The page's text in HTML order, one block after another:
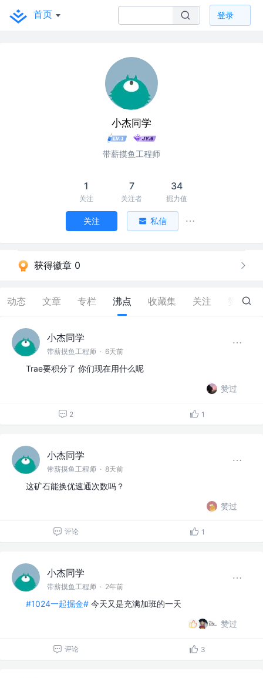
首页 登录
小杰同学
带薪摸鱼工程师
1
关注
7
关注者
34
掘力值
关注 私信
获得徽章 0
动态 文章 专栏 沸点 收藏集 关注 86
小杰同学
带薪摸鱼工程师 · 6天前
Trae要积分了 你们现在用什么呢
赞过
2 1
小杰同学
带薪摸鱼工程师 · 8天前
这矿石能换优速通次数吗？
赞过
评论 1
小杰同学
带薪摸鱼工程师 · 2年前
#1024一起掘金# 今天又是充满加班的一天
赞过
评论 3